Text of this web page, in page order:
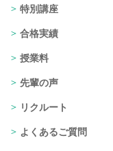
特別講座
合格実績
授業料
先輩の声
リクルート
よくあるご質問